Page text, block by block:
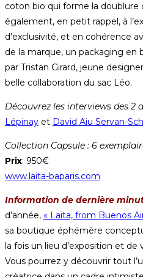
coton bio qui forme la doublure
également, en petit rappel, à
d’exclusivité, et en cohérence
de la marque, un packaging en
par Tristan Girard, jeune
belle collaboration du sac Léo.
Découvrez les interviews des 2
Lépinay et David Aiu Servan-
Collection Capsule : 6
Prix: 950€
www.laita-baparis.com
Information de dernière
d’année, « Laïta, from Buenos
sa boutique éphémère
la fois un lieu d’exposition et de
Vous pourrez y découvrir tout